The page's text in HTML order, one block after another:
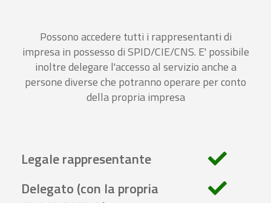
Possono accedere tutti i rappresentanti di
impresa in possesso di SPID/CIE/CNS. E' possibile
inoltre delegare l'accesso al servizio anche a
persone diverse che potranno operare per conto
della propria impresa
Legale rappresentante
Delegato (con la propria